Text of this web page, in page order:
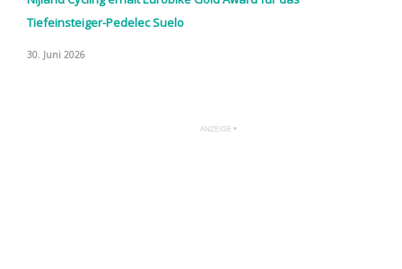
Tiefeinsteiger-Pedelec Suelo
30. Juni 2026